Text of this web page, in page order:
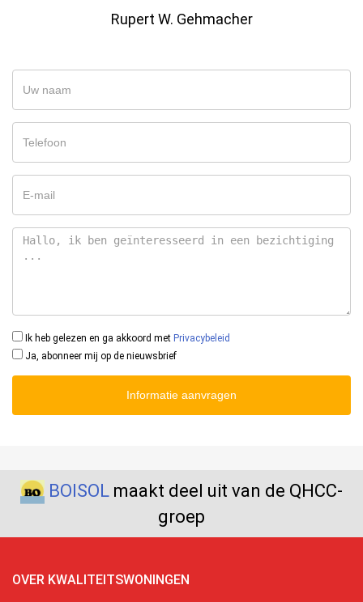
Rupert W. Gehmacher
Ik heb gelezen en ga akkoord met Privacybeleid
Ja, abonneer mij op de nieuwsbrief
Informatie aanvragen
BOISOL maakt deel uit van de QHCC-
groep
OVER KWALITEITSWONINGEN